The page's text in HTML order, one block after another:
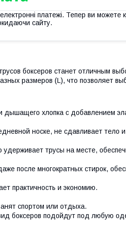
платежі. Тепер ви можете
сайту.
боксеров станет отличным
размеров (L), что позволяет
дышащего хлопка с добавлением
носке, не сдавливает тело
трусы на месте,
после многократных стирок,
практичность и экономию.
спортом или отдыха.
боксеров подойдут под любую